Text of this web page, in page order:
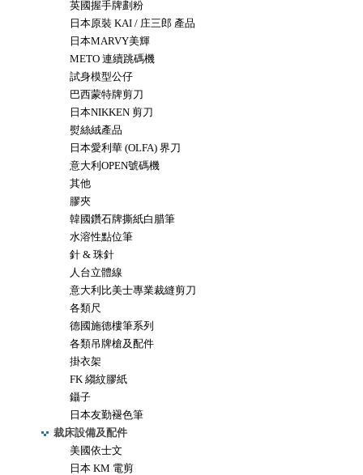
英國握手牌劃粉
日本原裝 KAI / 庄三郎 產品
日本MARVY美輝
METO 連續跳碼機
試身模型公仔
巴西蒙特牌剪刀
日本NIKKEN 剪刀
熨絲絨產品
日本愛利華 (OLFA) 界刀
意大利OPEN號碼機
其他
膠夾
韓國鑽石牌撕紙白腊筆
水溶性點位筆
針 & 珠針
人台立體線
意大利比美士專業裁縫剪刀
各類尺
德國施德樓筆系列
各類吊牌槍及配件
掛衣架
FK 縐紋膠紙
鑷子
日本友勤褪色筆
裁床設備及配件
美國依士文
日本 KM 電剪